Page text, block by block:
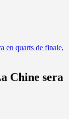
en quarts de finale,
Chine sera